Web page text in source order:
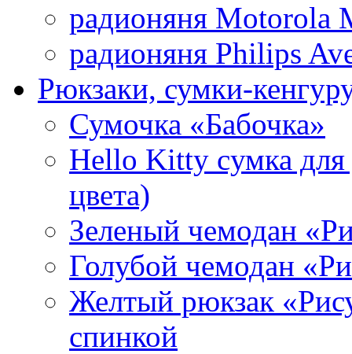
радионяня Motorola
радионяня Philips
Рюкзаки, сумки-
Сумочка «Бабочка»
Hello Kitty cумка для
цвета)
Зеленый чемодан
Голубой чемодан
Желтый рюкзак
спинкой